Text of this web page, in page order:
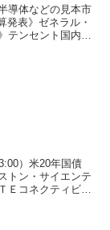
導体などの見本市
発表》ゼネラル・
テンセント国内春
）米20年国債
トン・サイエンテ
Ｅコネクティビテ